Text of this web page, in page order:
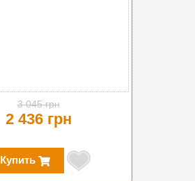
3 045 грн
2 436 грн
Купить